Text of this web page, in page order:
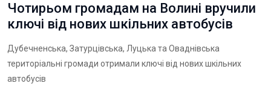
Чотирьом громадам на Волині вручили
ключі від нових шкільних автобусів
Дубечненська, Затурцівська, Луцька та Оваднівська
територіальні громади отримали ключі від нових шкільних
автобусів